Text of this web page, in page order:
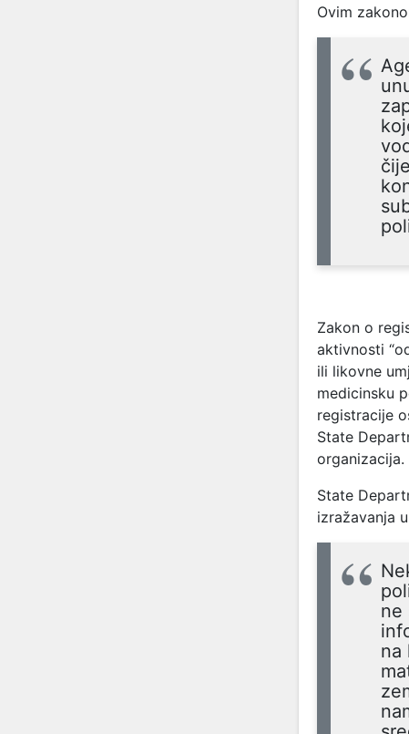
Ovim
Zakon o
aktivnosti
ili likovne
medicinsku
registracije
State
organizacija.
State
izražavanja
ne
na